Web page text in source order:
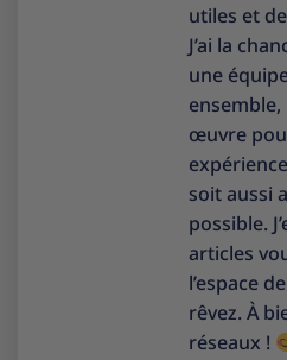
utiles et
J’ai la
une
œuvre
soit aussi
possible.
articles
l’espace
rêvez. À
réseaux !